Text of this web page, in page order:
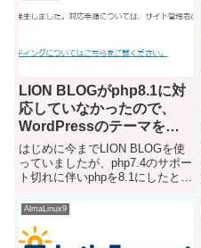
LION BLOGがphp8.1に対
応していなかったので、
WordPressのテーマを
cocoonに変えた
はじめに今までLION BLOGを使
っていましたが、php7.4のサポー
ト切れに伴いphpを8.1にしたとこ
まいWordPressが表示できなくな
ってしまいましたwp-config.php
のデバッグモードをON...
AlmaLinux9